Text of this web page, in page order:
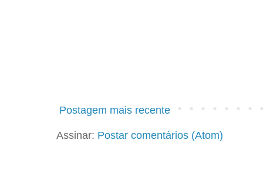
Postagem mais recente
Assinar: Postar comentários (Atom)